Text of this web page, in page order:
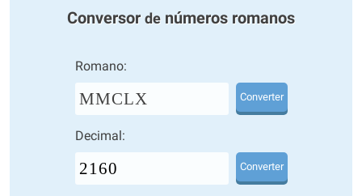
Conversor de números romanos
Romano:
MMCLX Converter
Decimal:
Converter